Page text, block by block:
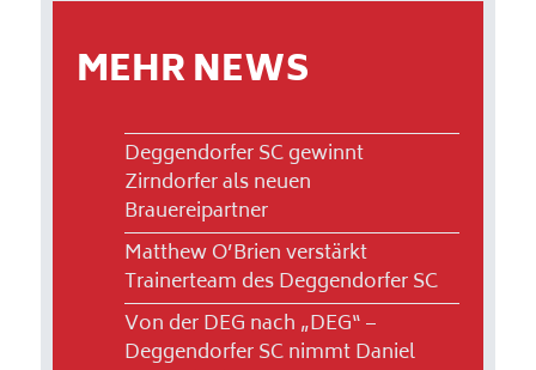
MEHR NEWS
Deggendorfer SC gewinnt
Zirndorfer als neuen
Brauereipartner
Matthew O’Brien verstärkt
Trainerteam des Deggendorfer SC
Von der DEG nach „DEG“ –
Deggendorfer SC nimmt Daniel